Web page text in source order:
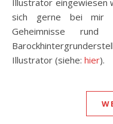
sich gerne bei mir
Geheimnisse
Illustrator (siehe: hier).